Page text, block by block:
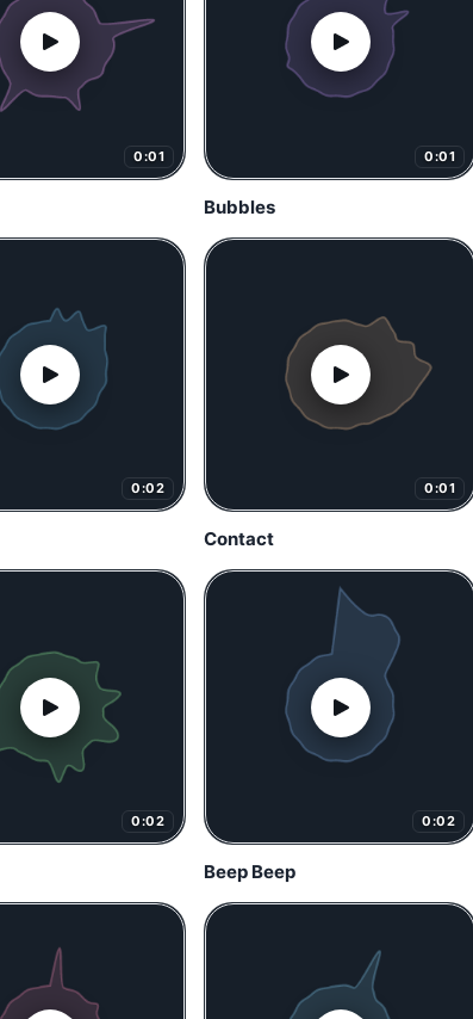
0:01 0:01
Bubbles
0:02 0:01
Contact
0:02 0:02
Beep Beep